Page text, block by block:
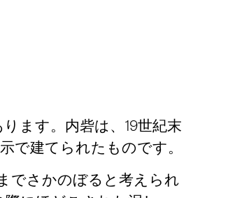
ます。内砦は、19世紀末
で建てられたものです。
でさかのぼると考えられ